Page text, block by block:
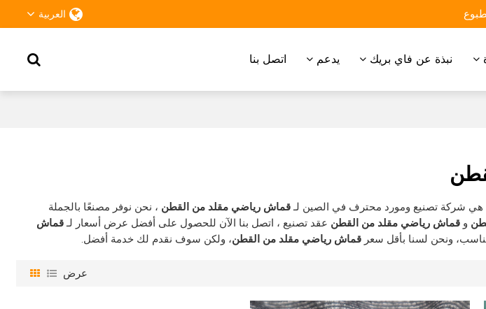
العربية
نبذة عن فاي بريك يدعم اتصل بنا
هي شركة تصنيع ومورد محترف في الصين لـقماش رياضي مقلد من القطن ، نحن نوفر مصنعًا بالجملة
و قماش رياضي مقلد من القطن عقد تصنيع ، اتصل بنا الآن للحصول على أفضل عرض أسعار لـقماش
ونحن لسنا بأقل سعر قماش رياضي مقلد من القطن، ولكن سوف نقدم لك خدمة أفضل.
عرض